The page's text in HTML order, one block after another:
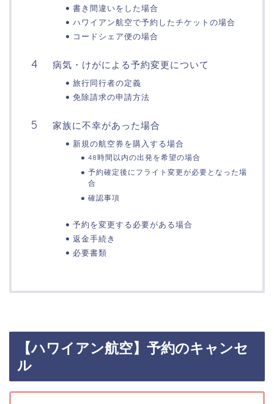
書き間違いをした場合
ハワイアン航空で予約したチケットの場合
コードシェア便の場合
病気・けがによる予約変更について
旅行同行者の定義
免除請求の申請方法
家族に不幸があった場合
新規の航空券を購入する場合
48時間以内の出発を希望の場合
予約確定後にフライト変更が必要となった場
合
確認事項
予約を変更する必要がある場合
返金手続き
必要書類
【ハワイアン航空】予約のキャンセ
ル